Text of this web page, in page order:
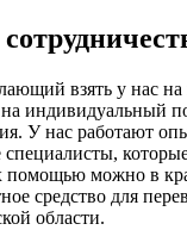
взять у нас на
индивидуальный
У нас работают
помощью можно в
средство для
области.